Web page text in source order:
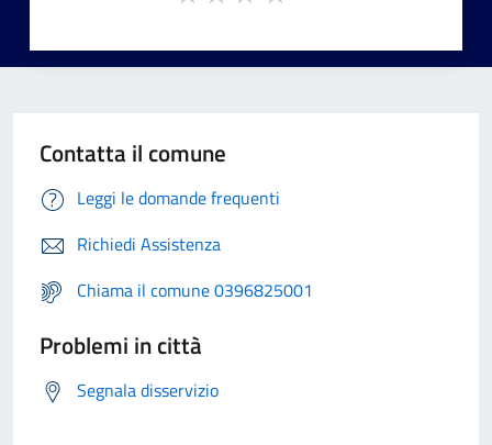
Contatta il comune
Leggi le domande frequenti
Richiedi Assistenza
Chiama il comune 0396825001
Problemi in città
Segnala disservizio